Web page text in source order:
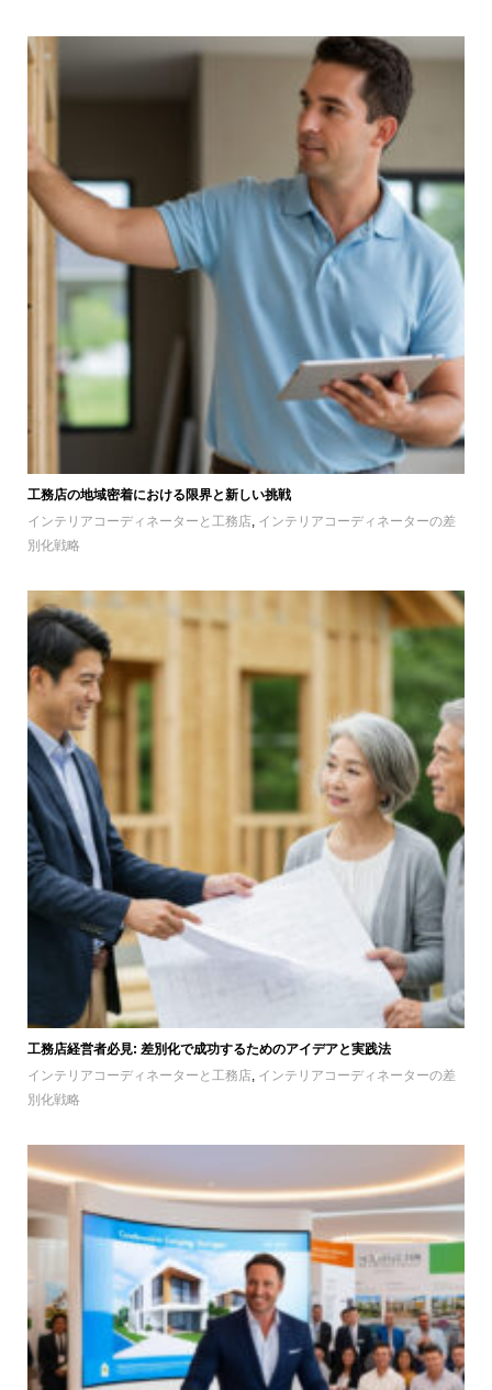
工務店の地域密着における限界と新しい挑戦
インテリアコーディネーターと工務店, インテリアコーディネーターの差
別化戦略
工務店経営者必見: 差別化で成功するためのアイデアと実践法
インテリアコーディネーターと工務店, インテリアコーディネーターの差
別化戦略